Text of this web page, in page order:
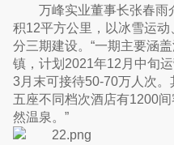
万峰实业董事长张春雨
积12平方公里，以冰雪运
分三期建设。“一期主要涵
镇，计划2021年12月中旬
3月末可接待50-70万人次。
五座不同档次酒店有1200
然温泉。”